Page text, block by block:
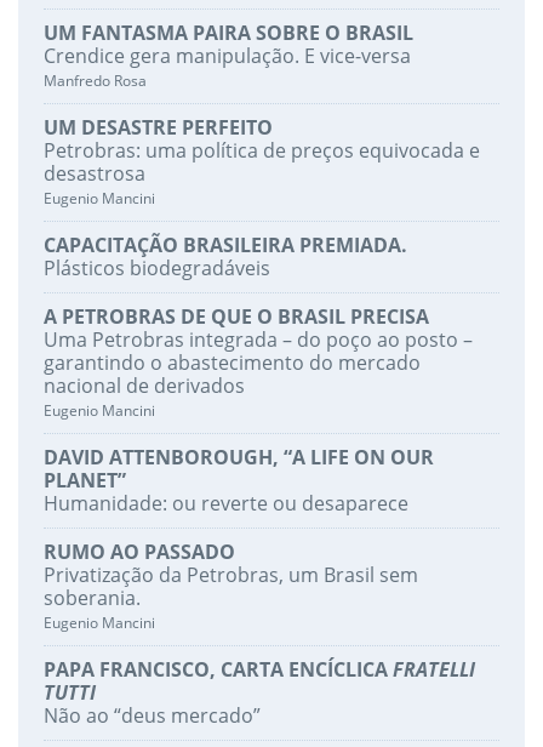
UM FANTASMA PAIRA SOBRE O BRASIL
Crendice gera manipulação. E vice-versa
Manfredo Rosa
UM DESASTRE PERFEITO
Petrobras: uma política de preços equivocada e
desastrosa
Eugenio Mancini
CAPACITAÇÃO BRASILEIRA PREMIADA.
Plásticos biodegradáveis
A PETROBRAS DE QUE O BRASIL PRECISA
Uma Petrobras integrada – do poço ao posto –
garantindo o abastecimento do mercado
nacional de derivados
Eugenio Mancini
DAVID ATTENBOROUGH, “A LIFE ON OUR
PLANET”
Humanidade: ou reverte ou desaparece
RUMO AO PASSADO
Privatização da Petrobras, um Brasil sem
soberania.
Eugenio Mancini
PAPA FRANCISCO, CARTA ENCÍCLICAFRATELLI
TUTTI
Não ao “deus mercado”